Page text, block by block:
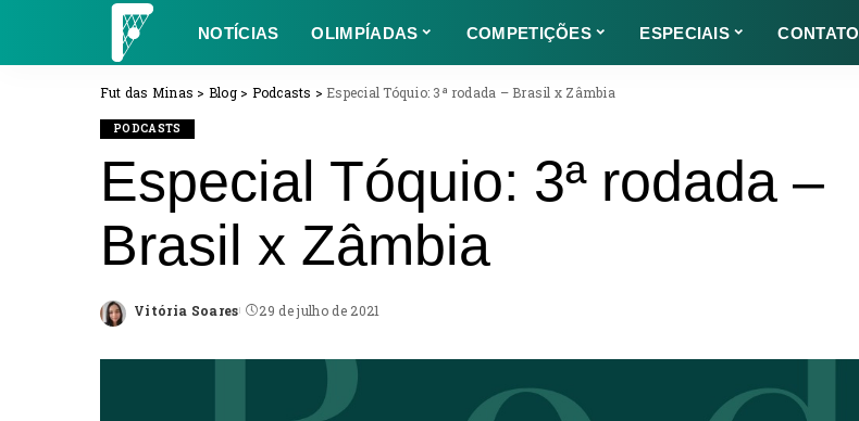
NOTÍCIAS OLIMPÍADAS COMPETIÇÕES ESPECIAIS CONTATO
Fut das Minas > Blog> Podcasts > Especial Tóquio: 3ª rodada – Brasil x Zâmbia
PODCASTS
Especial Tóquio: 3ª rodada –
Brasil x Zâmbia
Posted
Vitória Soares 29 de julho de 2021